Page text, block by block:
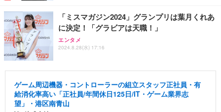
「ミスマガジン2024」グランプリは葉月くれあ
に決定！「グラビアは天職！」
エンタメ
2024.8.28(水) 17:16
ゲーム周辺機器・コントローラーの組立スタッフ正社員・有
給消化率高い「正社員/年間休日125日/IT・ゲーム業界志
望」・港区南青山